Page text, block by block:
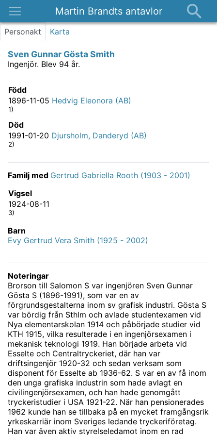
Martin Brandts antavlor
Platser
Om
Personakt Karta
Sven Gunnar Gösta Smith
Ingenjör. Blev 94 år.
Född
1896-11-05 Hedvig Eleonora (AB)
1)
Död
1991-01-20 Djursholm, Danderyd (AB)
2)
Familj med Gertrud Gabriella Rooth (1903 - 2001)
Vigsel
1924-08-11
3)
Barn
Evy Gertrud Vera Smith (1925 - 2002)
Noteringar
Brorson till Salomon S var ingenjören Sven Gunnar
Gösta S (1896-1991), som var en av
förgrundsgestalterna inom sv grafisk industri. Gösta S
var bördig från Sthlm och avlade studentexamen vid
Nya elementarskolan 1914 och påbörjade studier vid
KTH 1915, vilka resulterade i en ingenjörsexamen i
mekanisk teknologi 1919. Han började arbeta vid
Esselte och Centraltryckeriet, där han var
driftsingenjör 1920-32 och sedan verksam som
disponent för Esselte ab 1936-62. S var en av få inom
den unga grafiska industrin som hade avlagt en
civilingenjörsexamen, och han hade genomgått
tryckeristudier i USA 1921-22. När han pensionerades
1962 kunde han se tillbaka på en mycket framgångsrik
yrkeskarriär inom Sveriges ledande tryckeriföretag.
Han var även aktiv styrelseledamot inom en rad